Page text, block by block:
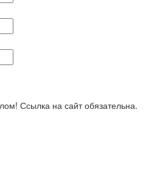
Ссылка на сайт обязательна.